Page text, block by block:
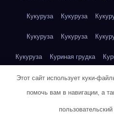
Кукуруза Кукуруза
Кукуруза Кукуруза
Кукуруза Куриная грудка
Куриная грудка Куриная
Куриная
Этот сайт использует куки-
помочь вам в навигации, а
пользовательский